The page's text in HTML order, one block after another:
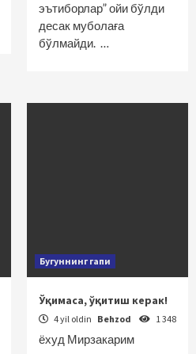
эътиборлар” ойи бўлди
десак муболаға
бўлмайди. …
Бугуннинг гапи
Ўқимаса, ўқитиш керак!
4 yil oldin Behzod 1 348
ёхуд Мирзакарим